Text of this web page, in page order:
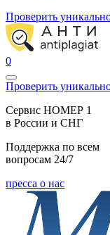
Проверить
0
Проверить
Cервис НОМЕР 1
в России и СНГ
Поддержка по всем
вопросам 24/7
пресса о нас